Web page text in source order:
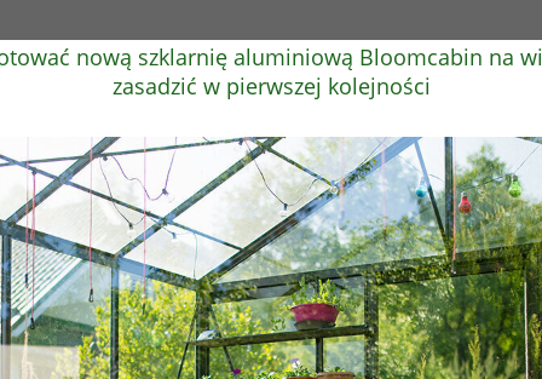
nową szklarnię aluminiową Bloomcabin na
zasadzić w pierwszej kolejności